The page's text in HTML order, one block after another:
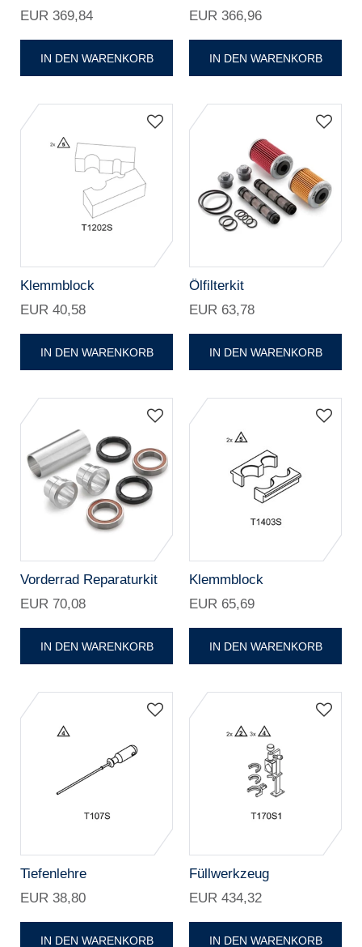
EUR 369,84
IN DEN WARENKORB
EUR 366,96
IN DEN WARENKORB
Klemmblock
EUR 40,58
IN DEN WARENKORB
Ölfilterkit
EUR 63,78
IN DEN WARENKORB
Vorderrad Reparaturkit
EUR 70,08
IN DEN WARENKORB
Klemmblock
EUR 65,69
IN DEN WARENKORB
Tiefenlehre
EUR 38,80
IN DEN WARENKORB
Füllwerkzeug
EUR 434,32
IN DEN WARENKORB